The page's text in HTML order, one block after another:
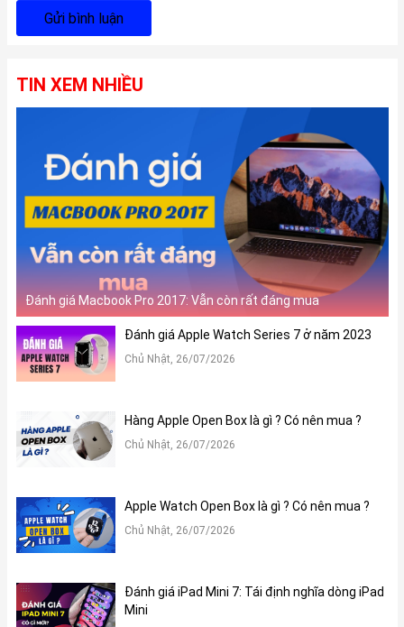
Gửi bình luận
TIN XEM NHIỀU
Đánh giá Macbook Pro 2017: Vẫn còn rất đáng mua
Đánh giá Apple Watch Series 7 ở năm 2023
Chủ Nhật, 26/07/2026
Hàng Apple Open Box là gì ? Có nên mua ?
Chủ Nhật, 26/07/2026
Apple Watch Open Box là gì ? Có nên mua ?
Chủ Nhật, 26/07/2026
Đánh giá iPad Mini 7: Tái định nghĩa dòng iPad
Mini